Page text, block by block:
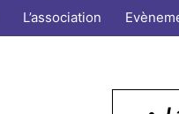
L’association